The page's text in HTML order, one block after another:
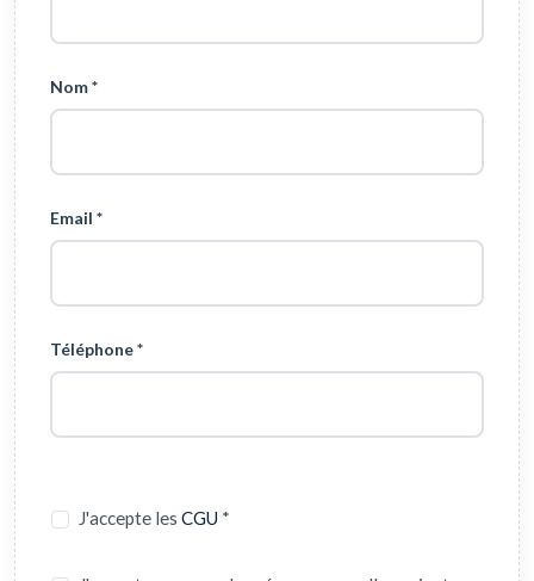
Nom *
Email *
Téléphone *
J'accepte les CGU *